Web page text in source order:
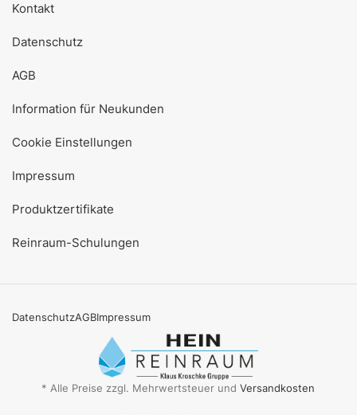
Kontakt
Datenschutz
AGB
Information für Neukunden
Cookie Einstellungen
Impressum
Produktzertifikate
Reinraum-Schulungen
DatenschutzAGBImpressum
* Alle Preise zzgl. Mehrwertsteuer undVersandkosten